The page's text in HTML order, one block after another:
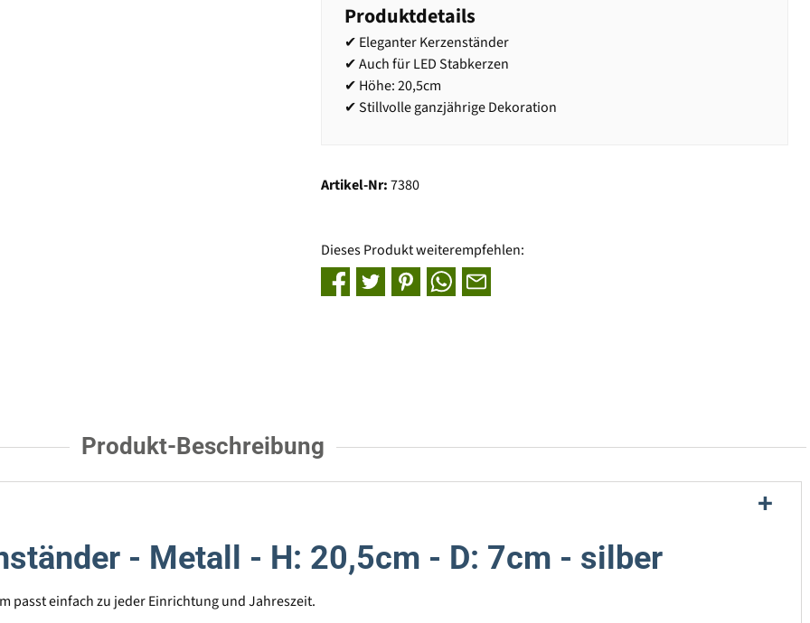
Produktdetails
✔ Eleganter Kerzenständer
✔ Auch für LED Stabkerzen
✔ Höhe: 20,5cm
✔ Stillvolle ganzjährige Dekoration
Artikel-Nr:7380
Dieses Produkt weiterempfehlen:
Produkt-Beschreibung
- Metall - H: 20,5cm - D: 7cm - silber
passt einfach zu jeder Einrichtung und Jahreszeit.